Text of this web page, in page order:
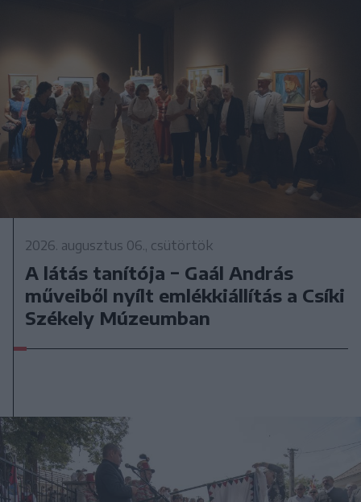
2026. augusztus 06., csütörtök
A látás tanítója − Gaál András
műveiből nyílt emlékkiállítás a Csíki
Székely Múzeumban